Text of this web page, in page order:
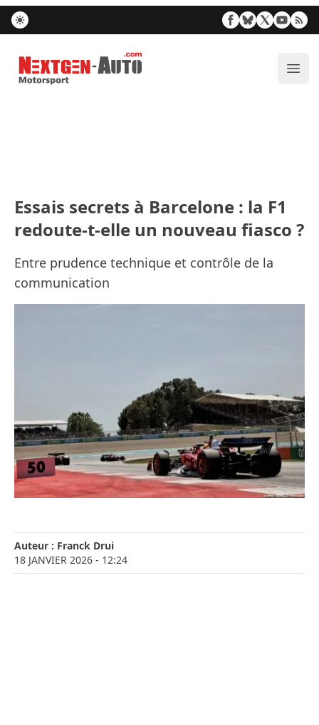
Nextgen-Auto.com
Essais secrets à Barcelone : la F1
redoute-t-elle un nouveau fiasco ?
Entre prudence technique et contrôle de la
communication
Auteur : Franck Drui
18 JANVIER 2026 - 12:24